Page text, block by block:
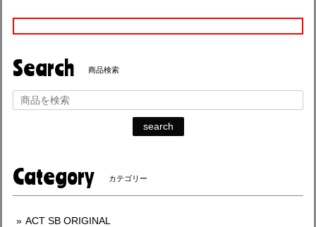
Search 商品検索
search
Category カテゴリー
ACT SB ORIGINAL